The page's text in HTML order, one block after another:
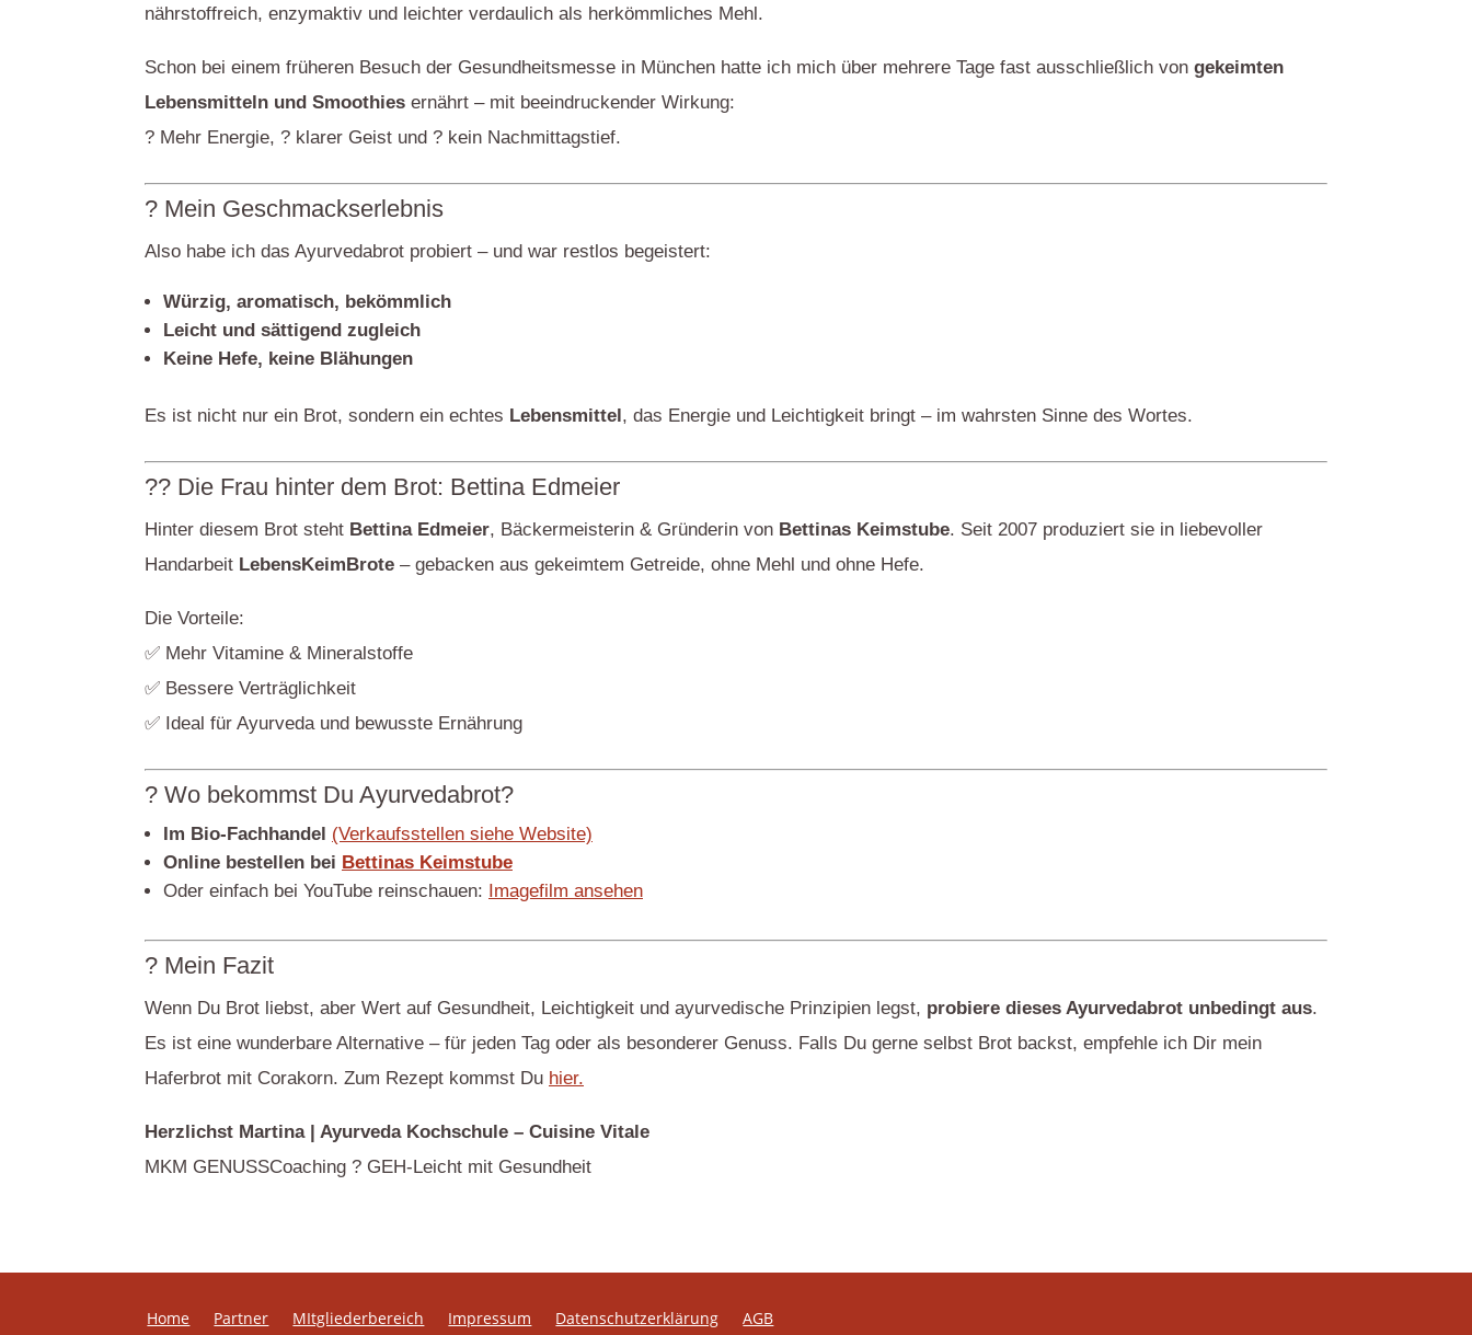
nährstoffreich, enzymaktiv und leichter verdaulich als herkömmliches Mehl.
Schon bei einem früheren Besuch der Gesundheitsmesse in München hatte ich mich über mehrere Tage fast ausschließlich von gekeimten
Lebensmitteln und Smoothies ernährt – mit beeindruckender Wirkung:
? Mehr Energie, ? klarer Geist und ? kein Nachmittagstief.
? Mein Geschmackserlebnis
Also habe ich das Ayurvedabrot probiert – und war restlos begeistert:
Würzig, aromatisch, bekömmlich
Leicht und sättigend zugleich
Keine Hefe, keine Blähungen
Es ist nicht nur ein Brot, sondern ein echtes Lebensmittel, das Energie und Leichtigkeit bringt – im wahrsten Sinne des Wortes.
?‍? Die Frau hinter dem Brot: Bettina Edmeier
Hinter diesem Brot steht Bettina Edmeier, Bäckermeisterin & Gründerin von Bettinas Keimstube. Seit 2007 produziert sie in liebevoller
Handarbeit LebensKeimBrote – gebacken aus gekeimtem Getreide, ohne Mehl und ohne Hefe.
Die Vorteile:
✅ Mehr Vitamine & Mineralstoffe
✅ Bessere Verträglichkeit
✅ Ideal für Ayurveda und bewusste Ernährung
? Wo bekommst Du Ayurvedabrot?
Im Bio-Fachhandel (Verkaufsstellen siehe Website)
Online bestellen bei Bettinas Keimstube
Oder einfach bei YouTube reinschauen: Imagefilm ansehen
? Mein Fazit
Wenn Du Brot liebst, aber Wert auf Gesundheit, Leichtigkeit und ayurvedische Prinzipien legst, probiere dieses Ayurvedabrot unbedingt aus.
Es ist eine wunderbare Alternative – für jeden Tag oder als besonderer Genuss. Falls Du gerne selbst Brot backst, empfehle ich Dir mein
Haferbrot mit Corakorn. Zum Rezept kommst Du hier.
Herzlichst Martina | Ayurveda Kochschule – Cuisine Vitale
MKM GENUSSCoaching ? GEH-Leicht mit Gesundheit
Home Partner MItgliederbereich Impressum Datenschutzerklärung AGB